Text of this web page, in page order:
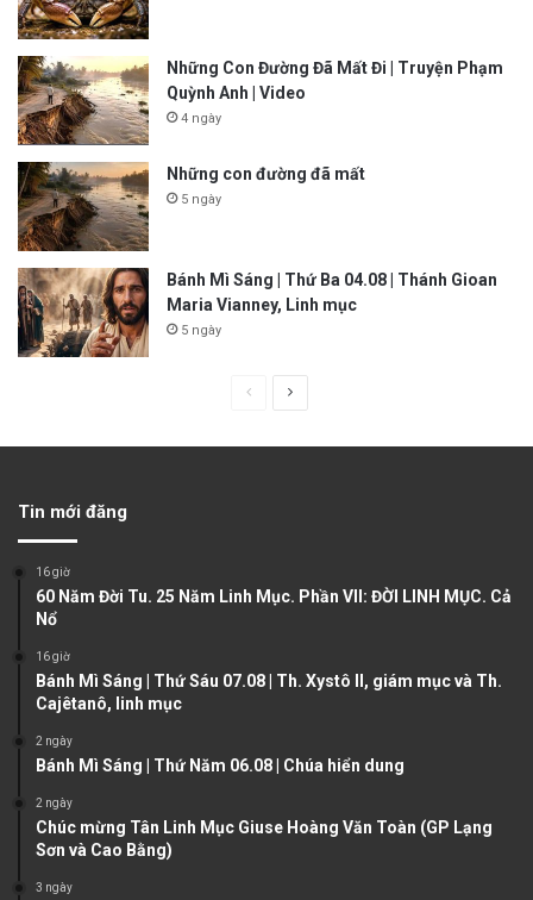
Những Con Đường Đã Mất Đi | Truyện Phạm
Quỳnh Anh | Video
4 ngày
Những con đường đã mất
5 ngày
Bánh Mì Sáng | Thứ Ba 04.08 | Thánh Gioan
Maria Vianney, Linh mục
5 ngày
u
a
e
g
Tin mới đăng
16 giờ
60 Năm Đời Tu. 25 Năm Linh Mục. Phần VII: ĐỜI LINH MỤC. Cả
Nổ
16 giờ
Bánh Mì Sáng | Thứ Sáu 07.08 | Th. Xystô II, giám mục và Th.
Cajêtanô, linh mục
2 ngày
Bánh Mì Sáng | Thứ Năm 06.08 | Chúa hiển dung
2 ngày
Chúc mừng Tân Linh Mục Giuse Hoàng Văn Toàn (GP Lạng
Sơn và Cao Bằng)
3 ngày